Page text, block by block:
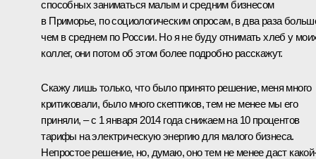
способных заниматься малым и средним бизнесом
в Приморье, по социологическим опросам, в два раза
чем в среднем по России. Но я не буду отнимать хлеб у
коллег, они потом об этом более подробно расскажут.
Скажу лишь только, что было принято решение, меня много
критиковали, было много скептиков, тем не менее мы его
приняли, – с 1 января 2014 года снижаем на 10 процентов
тарифы на электрическую энергию для малого бизнеса.
Непростое решение, но, думаю, оно тем не менее даст